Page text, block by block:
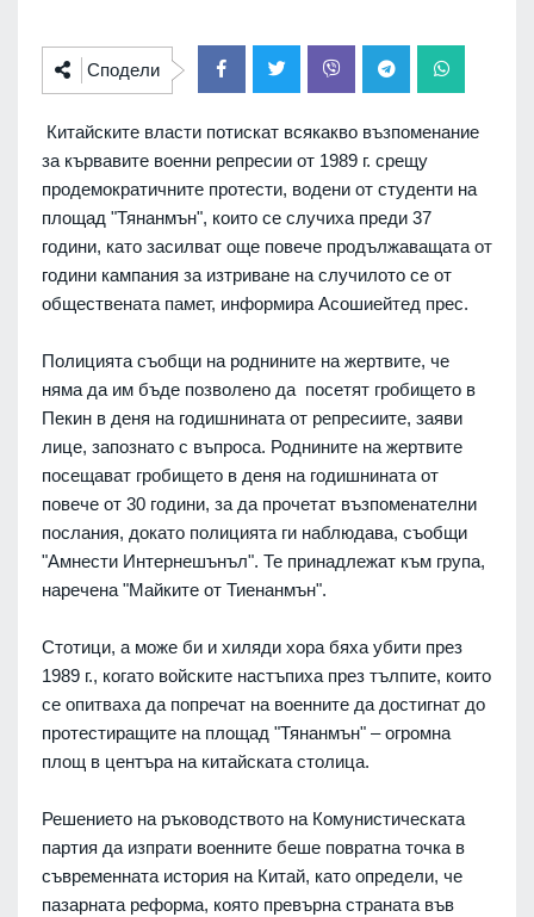
Сподели
Китайските власти потискат всякакво възпоменание
за кървавите военни репресии от 1989 г. срещу
продемократичните протести, водени от студенти на
площад "Тянанмън", които се случиха преди 37
години, като засилват още повече продължаващата от
години кампания за изтриване на случилото се от
обществената памет, информира Асошиейтед прес.
Полицията съобщи на роднините на жертвите, че
няма да им бъде позволено да посетят гробището в
Пекин в деня на годишнината от репресиите, заяви
лице, запознато с въпроса. Роднините на жертвите
посещават гробището в деня на годишнината от
повече от 30 години, за да прочетат възпоменателни
послания, докато полицията ги наблюдава, съобщи
"Амнести Интернешънъл". Те принадлежат към група,
наречена "Майките от Тиенанмън".
Стотици, а може би и хиляди хора бяха убити през
1989 г., когато войските настъпиха през тълпите, които
се опитваха да попречат на военните да достигнат до
протестиращите на площад "Тянанмън" – огромна
площ в центъра на китайската столица.
Решението на ръководството на Комунистическата
партия да изпрати военните беше повратна точка в
съвременната история на Китай, като определи, че
пазарната реформа, която превърна страната във